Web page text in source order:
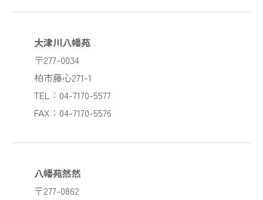
大津川八幡苑
〒277-0034
柏市藤心271-1
TEL：04-7170-5577
FAX：04-7170-5576
八幡苑然然
〒277-0862